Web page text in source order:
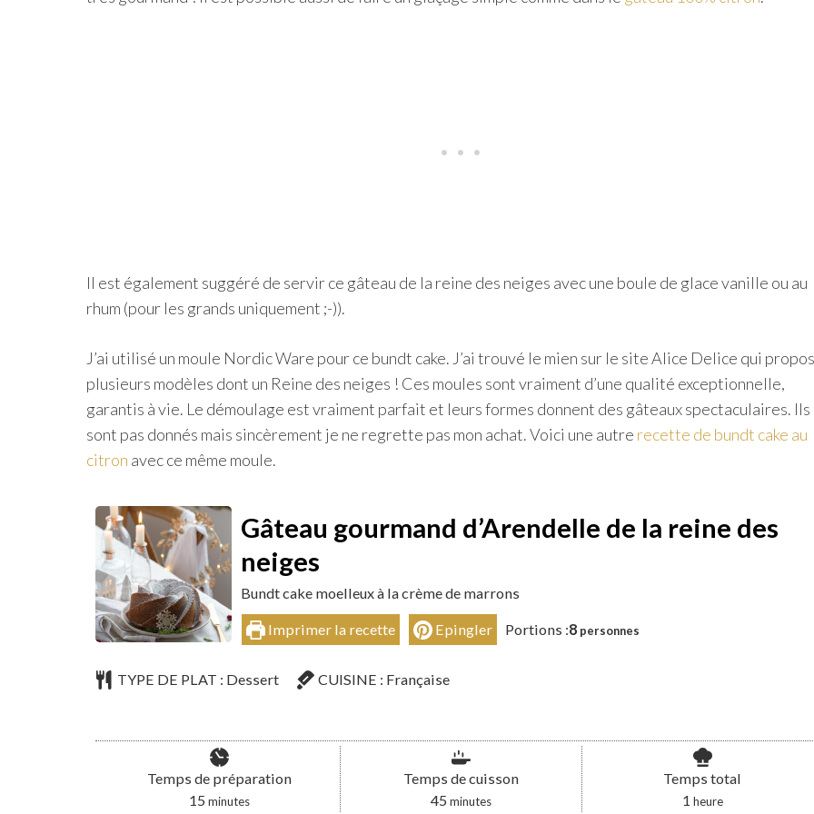
Il est également suggéré de servir ce gâteau de la reine des neiges avec une boule de glace vanille ou au
rhum (pour les grands uniquement ;-)).
J’ai utilisé un moule Nordic Ware pour ce bundt cake. J’ai trouvé le mien sur le site Alice Delice qui
plusieurs modèles dont un Reine des neiges ! Ces moules sont vraiment d’une qualité exceptionnelle,
garantis à vie. Le démoulage est vraiment parfait et leurs formes donnent des gâteaux spectaculaires. Ils
sont pas donnés mais sincèrement je ne regrette pas mon achat. Voici une autre recette de bundt cake au
citron avec ce même moule.
Gâteau gourmand d’Arendelle de la reine des
neiges
Bundt cake moelleux à la crème de marrons
Imprimer la recette Epingler Portions :8 personnes
TYPE DE PLAT : Dessert CUISINE : Française
Temps de préparation
15minutes
minutes
Temps de cuisson
45minutes
minutes
Temps total
1 heure
heure